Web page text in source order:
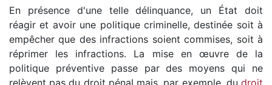
En présence d'une telle délinquance, un État doit
réagir et avoir une politique criminelle, destinée soit à
empêcher que des infractions soient commises, soit à
réprimer les infractions. La mise en œuvre de la
politique préventive passe par des moyens qui ne